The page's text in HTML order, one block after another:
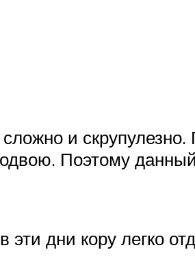
и
Поэтому
дни кору легко